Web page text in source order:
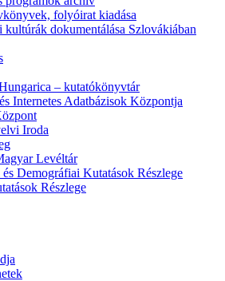
folyóirat kiadása
kultúrák dokumentálása Szlovákiában
– kutatókönyvtár
Internetes Adatbázisok Központja
Iroda
Levéltár
Demográfiai Kutatások Részlege
Részlege